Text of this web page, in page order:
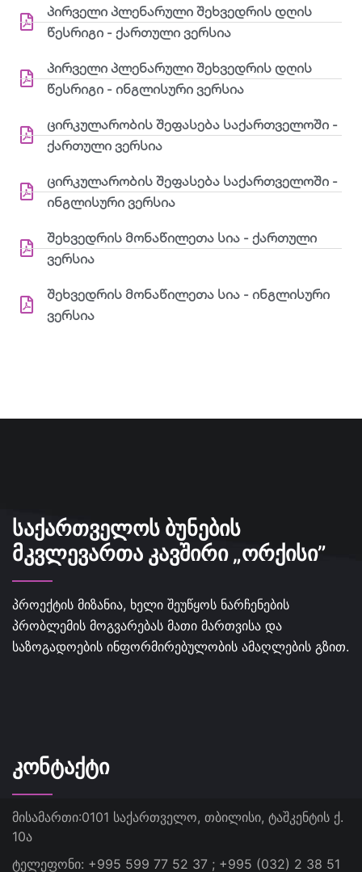
პირველი პლენარული შეხვედრის დღის
წესრიგი - ქართული ვერსია
პირველი პლენარული შეხვედრის დღის
წესრიგი - ინგლისური ვერსია
ცირკულარობის შეფასება საქართველოში -
ქართული ვერსია
ცირკულარობის შეფასება საქართველოში -
ინგლისური ვერსია
შეხვედრის მონაწილეთა სია - ქართული
ვერსია
შეხვედრის მონაწილეთა სია - ინგლისური
ვერსია
ᲡᲐᲥᲐᲠᲗᲕᲔᲚᲝᲡ ᲑᲣᲜᲔᲑᲘᲡ
ᲛᲙᲕᲚᲔᲕᲐᲠᲗᲐ ᲙᲐᲕᲨᲘᲠᲘ „ᲝᲠᲥᲘᲡᲘ”
პროექტის მიზანია, ხელი შეუწყოს ნარჩენების
პრობლემის მოგვარებას მათი მართვისა და
საზოგადოების ინფორმირებულობის ამაღლების გზით.
ᲙᲝᲜᲢᲐᲥᲢᲘ
მისამართი:0101 საქართველო, თბილისი, ტაშკენტის ქ.
10ა
ტელეფონი: +995 599 77 52 37 ; +995 (032) 2 38 51